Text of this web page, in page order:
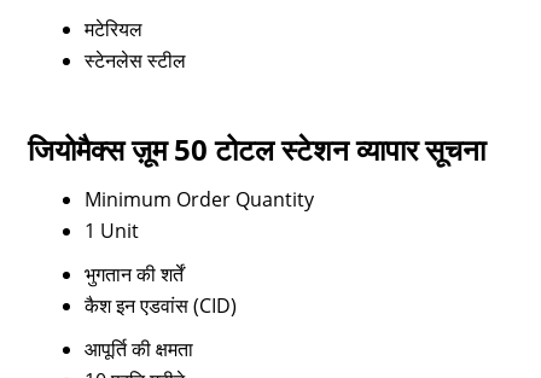
मटेरियल
स्टेनलेस स्टील
जियोमैक्स ज़ूम 50 टोटल स्टेशन व्यापार सूचना
Minimum Order Quantity
1 Unit
भुगतान की शर्तें
कैश इन एडवांस (CID)
आपूर्ति की क्षमता